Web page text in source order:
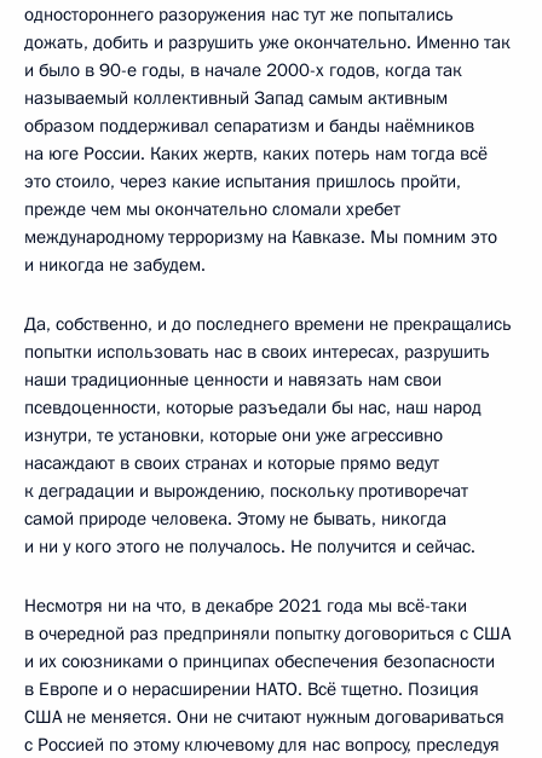
одностороннего разоружения нас тут же попытались
дожать, добить и разрушить уже окончательно. Именно так
и было в 90-е годы, в начале 2000-х годов, когда так
называемый коллективный Запад самым активным
образом поддерживал сепаратизм и банды наёмников
на юге России. Каких жертв, каких потерь нам тогда всё
это стоило, через какие испытания пришлось пройти,
прежде чем мы окончательно сломали хребет
международному терроризму на Кавказе. Мы помним это
и никогда не забудем.
Да, собственно, и до последнего времени не прекращались
попытки использовать нас в своих интересах, разрушить
наши традиционные ценности и навязать нам свои
псевдоценности, которые разъедали бы нас, наш народ
изнутри, те установки, которые они уже агрессивно
насаждают в своих странах и которые прямо ведут
к деградации и вырождению, поскольку противоречат
самой природе человека. Этому не бывать, никогда
и ни у кого этого не получалось. Не получится и сейчас.
Несмотря ни на что, в декабре 2021 года мы всё-таки
в очередной раз предприняли попытку договориться с США
и их союзниками о принципах обеспечения безопасности
в Европе и о нерасширении НАТО. Всё тщетно. Позиция
США не меняется. Они не считают нужным договариваться
с Россией по этому ключевому для нас вопросу, преследуя